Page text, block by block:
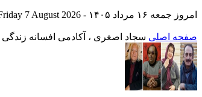
امروز جمعه ۱۶ مرداد ۱۴۰۵ - Friday 7 August 2026
صفحه اصلی سجاد اصغری ، آکادمی افسانه زندگی